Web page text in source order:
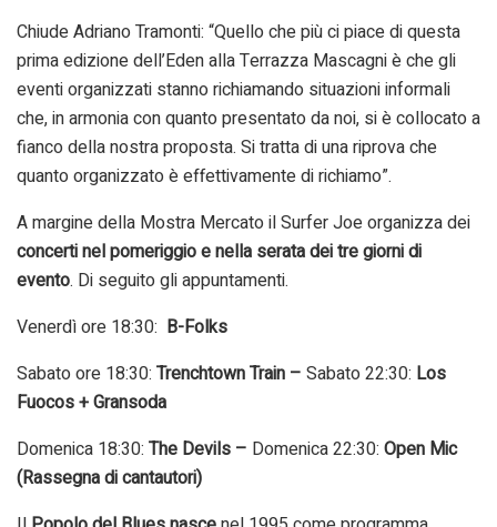
Chiude Adriano Tramonti: “Quello che più ci piace di questa
prima edizione dell’Eden alla Terrazza Mascagni è che gli
eventi organizzati stanno richiamando situazioni informali
che, in armonia con quanto presentato da noi, si è collocato a
fianco della nostra proposta. Si tratta di una riprova che
quanto organizzato è effettivamente di richiamo”.
A margine della Mostra Mercato il Surfer Joe organizza dei
concerti nel pomeriggio e nella serata dei tre giorni di
evento. Di seguito gli appuntamenti.
Venerdì ore 18:30: B-Folks
Sabato ore 18:30: Trenchtown Train – Sabato 22:30: Los
Fuocos + Gransoda
Domenica 18:30: The Devils – Domenica 22:30: Open Mic
(Rassegna di cantautori)